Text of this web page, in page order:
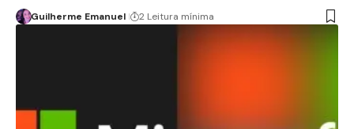
Guilherme Emanuel 2 Leitura mínima